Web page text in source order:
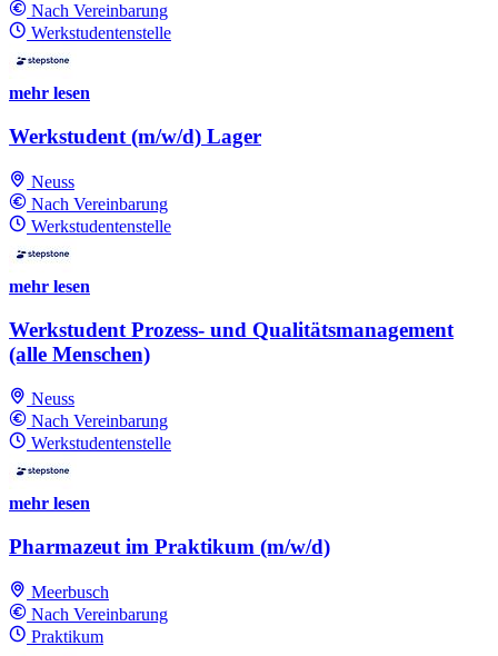
Nach Vereinbarung
Werkstudentenstelle
mehr lesen
Werkstudent (m/w/d) Lager
Neuss
Nach Vereinbarung
Werkstudentenstelle
mehr lesen
Werkstudent Prozess- und Qualitätsmanagement
(alle Menschen)
Neuss
Nach Vereinbarung
Werkstudentenstelle
mehr lesen
Pharmazeut im Praktikum (m/w/d)
Meerbusch
Nach Vereinbarung
Praktikum